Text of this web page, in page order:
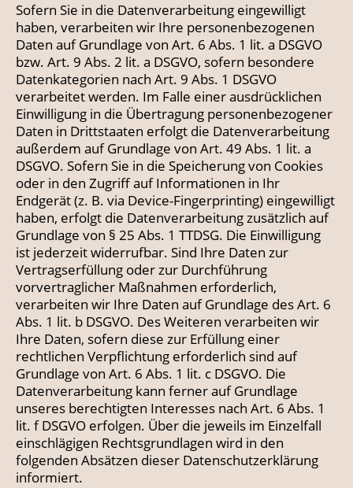
Sofern Sie in die Datenverarbeitung eingewilligt
haben, verarbeiten wir Ihre personenbezogenen
Daten auf Grundlage von Art. 6 Abs. 1 lit. a DSGVO
bzw. Art. 9 Abs. 2 lit. a DSGVO, sofern besondere
Datenkategorien nach Art. 9 Abs. 1 DSGVO
verarbeitet werden. Im Falle einer ausdrücklichen
Einwilligung in die Übertragung personenbezogener
Daten in Drittstaaten erfolgt die Datenverarbeitung
außerdem auf Grundlage von Art. 49 Abs. 1 lit. a
DSGVO. Sofern Sie in die Speicherung von Cookies
oder in den Zugriff auf Informationen in Ihr
Endgerät (z. B. via Device-Fingerprinting) eingewilligt
haben, erfolgt die Datenverarbeitung zusätzlich auf
Grundlage von § 25 Abs. 1 TTDSG. Die Einwilligung
ist jederzeit widerrufbar. Sind Ihre Daten zur
Vertragserfüllung oder zur Durchführung
vorvertraglicher Maßnahmen erforderlich,
verarbeiten wir Ihre Daten auf Grundlage des Art. 6
Abs. 1 lit. b DSGVO. Des Weiteren verarbeiten wir
Ihre Daten, sofern diese zur Erfüllung einer
rechtlichen Verpflichtung erforderlich sind auf
Grundlage von Art. 6 Abs. 1 lit. c DSGVO. Die
Datenverarbeitung kann ferner auf Grundlage
unseres berechtigten Interesses nach Art. 6 Abs. 1
lit. f DSGVO erfolgen. Über die jeweils im Einzelfall
einschlägigen Rechtsgrundlagen wird in den
folgenden Absätzen dieser Datenschutzerklärung
informiert.